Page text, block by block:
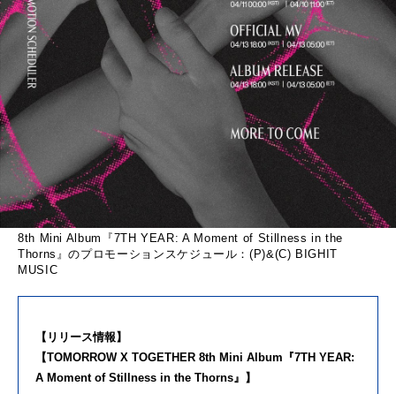
8th Mini Album『7TH YEAR: A Moment of Stillness in the
Thorns』のプロモーションスケジュール：(P)&(C) BIGHIT
MUSIC
【リリース情報】
【TOMORROW X TOGETHER 8th Mini Album『7TH YEAR:
A Moment of Stillness in the Thorns』】